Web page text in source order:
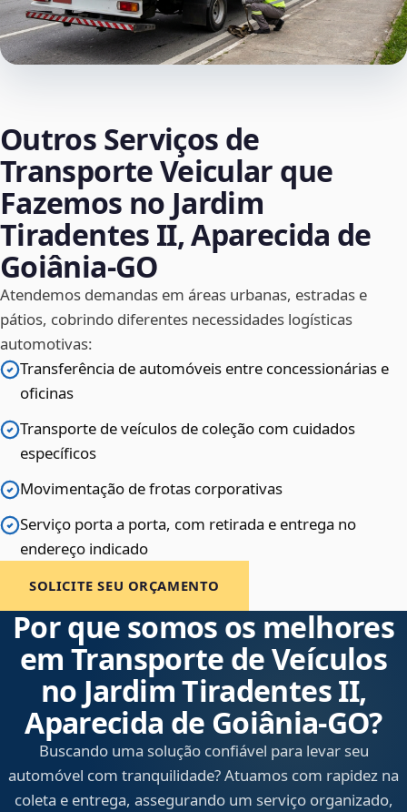
Outros Serviços de
Transporte Veicular que
Fazemos no Jardim
Tiradentes II, Aparecida de
Goiânia‑GO
Atendemos demandas em áreas urbanas, estradas e
pátios, cobrindo diferentes necessidades logísticas
automotivas:
Transferência de automóveis entre concessionárias e
oficinas
Transporte de veículos de coleção com cuidados
específicos
Movimentação de frotas corporativas
Serviço porta a porta, com retirada e entrega no
endereço indicado
SOLICITE SEU ORÇAMENTO
Por que somos os melhores
em Transporte de Veículos
no Jardim Tiradentes II,
Aparecida de Goiânia‑GO?
Buscando uma solução confiável para levar seu
automóvel com tranquilidade? Atuamos com rapidez na
coleta e entrega, assegurando um serviço organizado,